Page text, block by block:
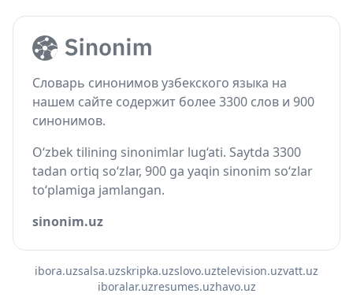
Словарь синонимов узбекского языка на
нашем сайте содержит более 3300 слов и 900
синонимов.
O‘zbek tilining sinonimlar lug‘ati. Saytda 3300
tadan ortiq so‘zlar, 900 ga yaqin sinonim so‘zlar
to‘plamiga jamlangan.
sinonim.uz
ibora.uzsalsa.uzskripka.uzslovo.uztelevision.uzvatt.uz
iboralar.uzresumes.uzhavo.uz